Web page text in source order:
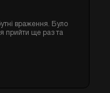
враження. Було
прийти ще раз та